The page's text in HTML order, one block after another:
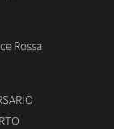
Rossa